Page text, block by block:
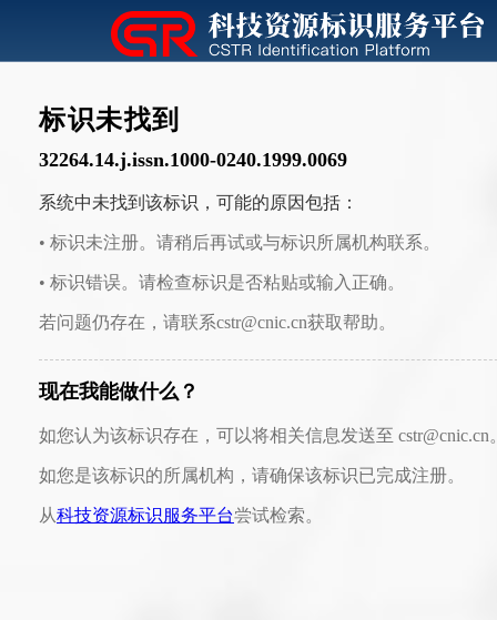
标识未找到
32264.14.j.issn.1000-0240.1999.0069
系统中未找到该标识，可能的原因包括：
• 标识未注册。请稍后再试或与标识所属机构联系。
• 标识错误。请检查标识是否粘贴或输入正确。
若问题仍存在，请联系cstr@cnic.cn获取帮助。
现在我能做什么？
如您认为该标识存在，可以将相关信息发送至 cstr@cnic.cn
如您是该标识的所属机构，请确保该标识已完成注册。
从科技资源标识服务平台尝试检索。